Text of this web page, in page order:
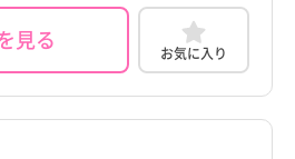
見る お気に入り